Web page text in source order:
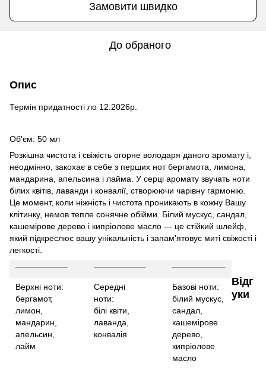
Замовити швидко
До обраного
Опис
Термін придатності ло 12.2026р.
Об'єм: 50 мл
Розкішна чистота і свіжість огорне володаря даного аромату і,
неодмінно, закохає в себе з перших нот бергамота, лимона,
мандарина, апельсина і лайма. У серці аромату звучать ноти
білих квітів, лаванди і конвалії, створюючи чарівну гармонію.
Це момент, коли ніжність і чистота проникають в кожну Вашу
клітинку, немов тепле сонячне обійми. Білий мускус, сандал,
кашемірове дерево і кипріолове масло — це стійкий шлейф,
який підкреслює вашу унікальність і запам'ятовує миті свіжості і
легкості.
Верхні ноти:
бергамот,
лимон,
мандарин,
апельсин,
лайм
Середні
ноти:
білі квіти,
лаванда,
конвалія
Базові ноти:
білий мускус,
сандал,
кашемірове
дерево,
кипріолове
масло
Відг
уки